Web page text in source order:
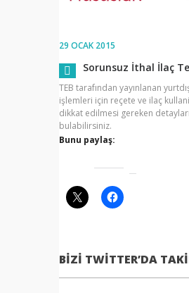
29 OCAK 2015
Sorunsuz İthal İlaç
TEB tarafından yayınlanan
işlemleri için reçete ve ilaç
dikkat edilmesi gereken
bulabilirsiniz.
Bunu paylaş:
BIZI TWITTER’DA